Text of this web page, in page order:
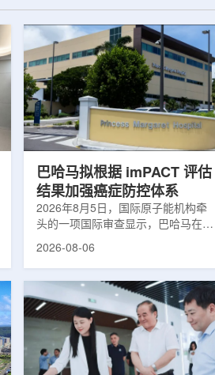
巴哈马拟根据 imPACT 评估
结果加强癌症防控体系
2026年8月5日，国际原子能机构牵
头的一项国际审查显示，巴哈马在加
强癌症治疗服务方面具备进一步提升
治疗效果提出了路线图。巴哈马拿骚
玛格丽特公主医院(图片：Pelow
Media/Adobe Stock)这项 imPACT
评估由国际原子能机构、世界卫生组
织/泛美卫生组织和国际癌症研究机
构共同开展，应巴哈马卫生与健康部
2026-08-06